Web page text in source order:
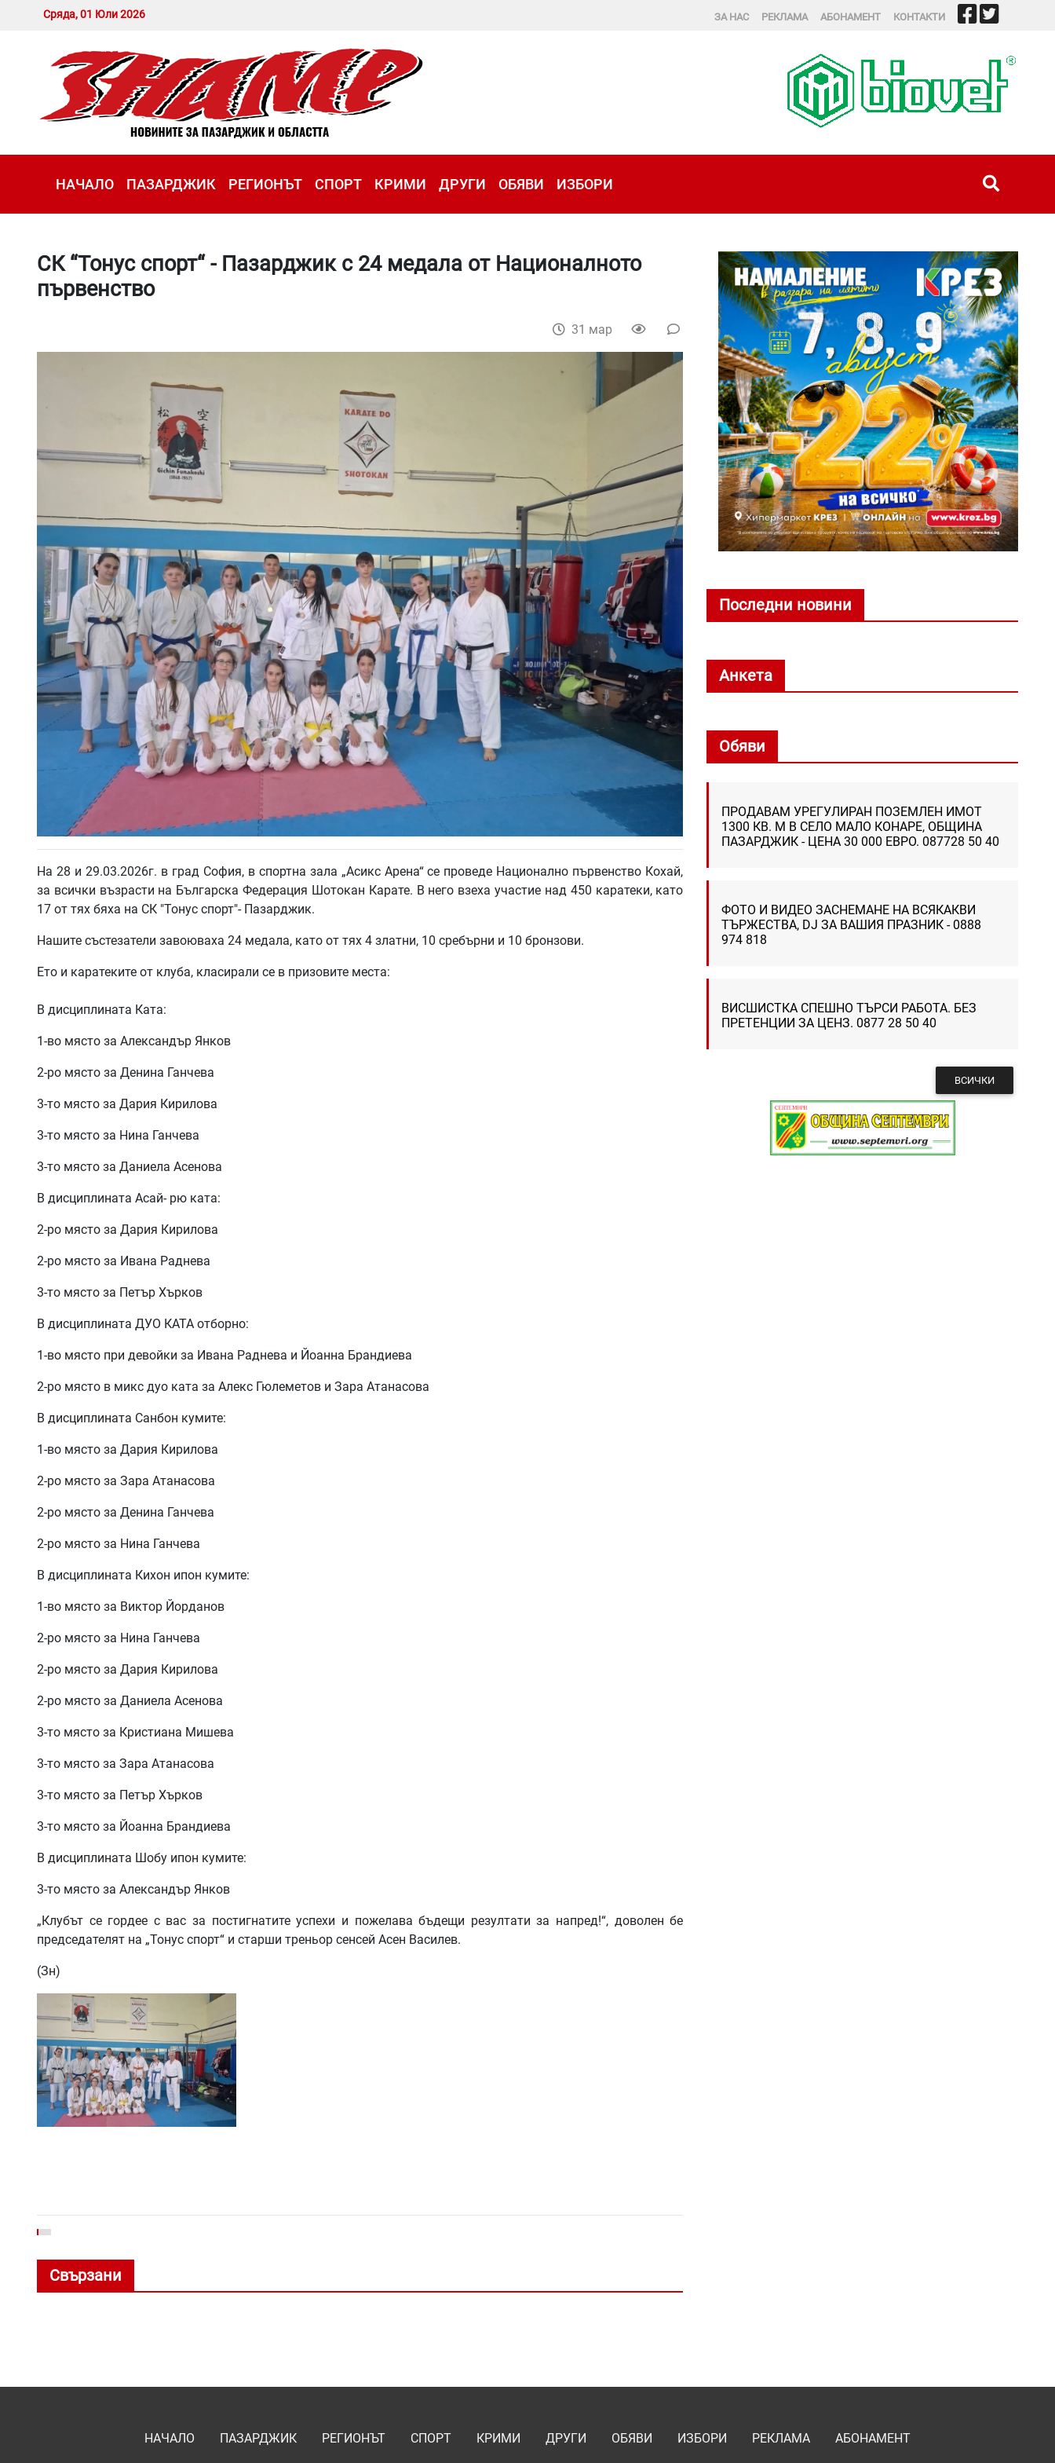
Сряда, 01 Юли 2026 ЗА НАС РЕКЛАМА АБОНАМЕНТ КОНТАКТИ
НАЧАЛО ПАЗАРДЖИК РЕГИОНЪТ СПОРТ КРИМИ ДРУГИ ОБЯВИ ИЗБОРИ
СК “Тонус спорт“ - Пазарджик с 24 медала от Националното
първенство
31 мар
На 28 и 29.03.2026г. в град София, в спортна зала „Асикс Арена“ се проведе Национално първенство Кохай,
за всички възрасти на Българска Федерация Шотокан Карате. В него взеха участие над 450 каратеки, като
17 от тях бяха на СК "Тонус спорт"- Пазарджик.
Нашите състезатели завоюваха 24 медала, като от тях 4 златни, 10 сребърни и 10 бронзови.
Ето и каратеките от клуба, класирали се в призовите места:
В дисциплината Ката:
1-во място за Александър Янков
2-ро място за Денина Ганчева
3-то място за Дария Кирилова
3-то място за Нина Ганчева
3-то място за Даниела Асенова
В дисциплината Асай- рю ката:
2-ро място за Дария Кирилова
2-ро място за Ивана Раднева
3-то място за Петър Хърков
В дисциплината ДУО КАТА отборно:
1-во място при девойки за Ивана Раднева и Йоанна Брандиева
2-ро място в микс дуо ката за Алекс Гюлеметов и Зара Атанасова
В дисциплината Санбон кумите:
1-во място за Дария Кирилова
2-ро място за Зара Атанасова
2-ро място за Денина Ганчева
2-ро място за Нина Ганчева
В дисциплината Кихон ипон кумите:
1-во място за Виктор Йорданов
2-ро място за Нина Ганчева
2-ро място за Дария Кирилова
2-ро място за Даниела Асенова
3-то място за Кристиана Мишева
3-то място за Зара Атанасова
3-то място за Петър Хърков
3-то място за Йоанна Брандиева
В дисциплината Шобу ипон кумите:
3-то място за Александър Янков
„Клубът се гордее с вас за постигнатите успехи и пожелава бъдещи резултати за напред!“, доволен бе
председателят на „Тонус спорт“ и старши треньор сенсей Асен Василев.
(Зн)
Свързани
Последни новини
Анкета
Обяви
ПРОДАВАМ УРЕГУЛИРАН ПОЗЕМЛЕН ИМОТ
1300 КВ. М В СЕЛО МАЛО КОНАРЕ, ОБЩИНА
ПАЗАРДЖИК - ЦЕНА 30 000 ЕВРО. 087728 50 40
ФОТО И ВИДЕО ЗАСНЕМАНЕ НА ВСЯКАКВИ
ТЪРЖЕСТВА, DJ ЗА ВАШИЯ ПРАЗНИК - 0888
974 818
ВИСШИСТКА СПЕШНО ТЪРСИ РАБОТА. БЕЗ
ПРЕТЕНЦИИ ЗА ЦЕНЗ. 0877 28 50 40
ВСИЧКИ
НАЧАЛО ПАЗАРДЖИК РЕГИОНЪТ СПОРТ КРИМИ ДРУГИ ОБЯВИ ИЗБОРИ РЕКЛАМА АБОНАМЕНТ